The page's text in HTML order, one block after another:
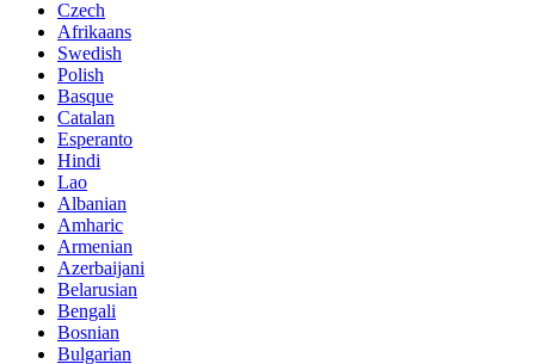
Czech
Afrikaans
Swedish
Polish
Basque
Catalan
Esperanto
Hindi
Lao
Albanian
Amharic
Armenian
Azerbaijani
Belarusian
Bengali
Bosnian
Bulgarian